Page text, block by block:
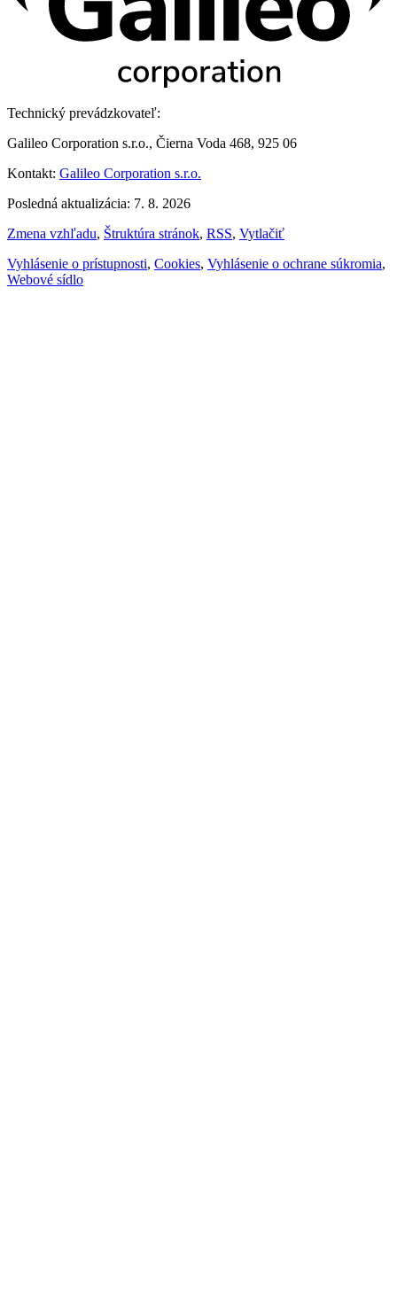
Technický prevádzkovateľ:
Galileo Corporation s.r.o., Čierna Voda 468, 925 06
Kontakt: Galileo Corporation s.r.o.
Posledná aktualizácia: 7. 8. 2026
Zmena vzhľadu, Štruktúra stránok, RSS, Vytlačiť
Vyhlásenie o prístupnosti, Cookies, Vyhlásenie o ochrane súkromia,
Webové sídlo